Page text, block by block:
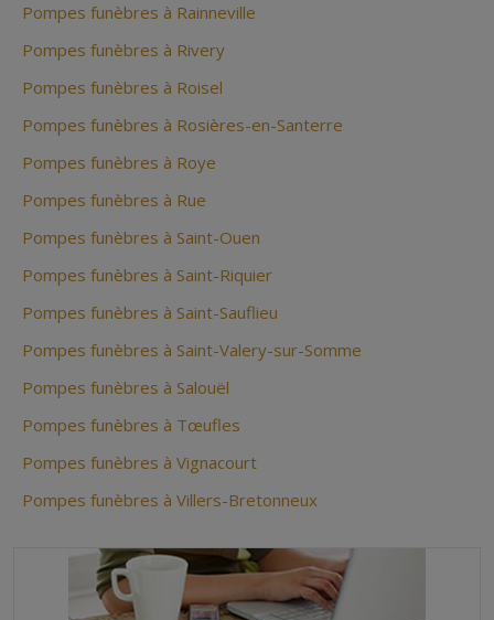
Pompes funèbres à Rainneville
Pompes funèbres à Rivery
Pompes funèbres à Roisel
Pompes funèbres à Rosières-en-Santerre
Pompes funèbres à Roye
Pompes funèbres à Rue
Pompes funèbres à Saint-Ouen
Pompes funèbres à Saint-Riquier
Pompes funèbres à Saint-Sauflieu
Pompes funèbres à Saint-Valery-sur-Somme
Pompes funèbres à Salouël
Pompes funèbres à Tœufles
Pompes funèbres à Vignacourt
Pompes funèbres à Villers-Bretonneux